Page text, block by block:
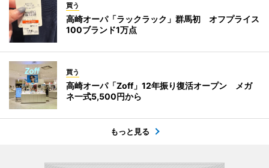
買う
高崎オーパ「ラックラック」群馬初 オフプライス
100ブランド1万点
買う
高崎オーパ「Zoff」12年振り復活オープン メガ
ネ一式5,500円から
もっと見る